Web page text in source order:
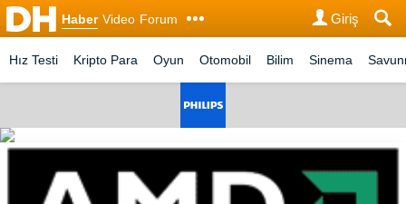
Haber Video Forum Giriş
Hız Testi Kripto Para Oyun Otomobil Bilim Sinema